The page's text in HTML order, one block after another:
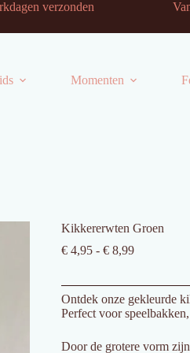
werkdagen verzonden Vanaf
Momenten
Kikkererwten Groen
€4,95 - €8,99Prijsklasse:
€ 8,99
Ontdek onze gekleurde
Perfect voor
Door de grotere vorm